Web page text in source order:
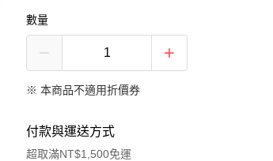
數量
※ 本商品不適用折價券
付款與運送方式
超取滿NT$1,500免運